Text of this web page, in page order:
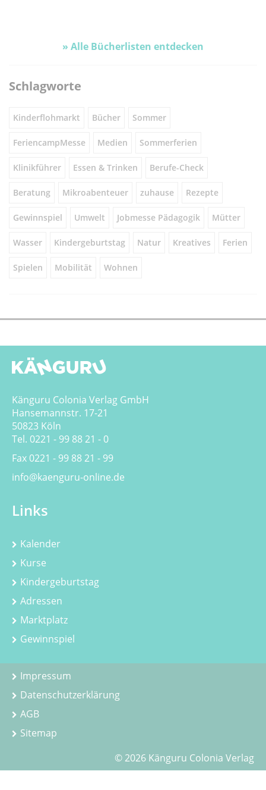
dieses Thema
Umgang mit Wut
aufzeigen.
eindrucksvollen
» Alle Bücherlisten entdecken
Schlagworte
Kinderflohmarkt Bücher Sommer
FeriencampMesse Medien Sommerferien
Klinikführer Essen & Trinken Berufe-Check
Beratung Mikroabenteuer zuhause Rezepte
Gewinnspiel Umwelt Jobmesse Pädagogik Mütter
Wasser Kindergeburtstag Natur Kreatives Ferien
Spielen Mobilität Wohnen
Känguru Colonia Verlag GmbH
Hansemannstr. 17-21
50823 Köln
Tel. 0221 - 99 88 21 - 0
Fax 0221 - 99 88 21 - 99
info@kaenguru-online.de
Links
Kalender
Kurse
Kindergeburtstag
Adressen
Marktplatz
Gewinnspiel
© 2026 Känguru Colonia Verlag
Impressum
Datenschutzerklärung
AGB
Sitemap